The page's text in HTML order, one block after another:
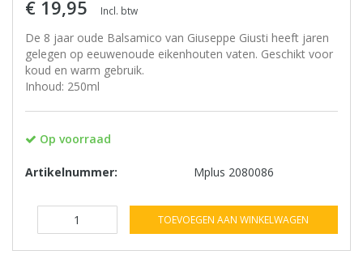
€ 19,95 Incl. btw
De 8 jaar oude Balsamico van Giuseppe Giusti heeft jaren
gelegen op eeuwenoude eikenhouten vaten. Geschikt voor
koud en warm gebruik.
Inhoud: 250ml
Op voorraad
Artikelnummer: Mplus 2080086
TOEVOEGEN AAN WINKELWAGEN